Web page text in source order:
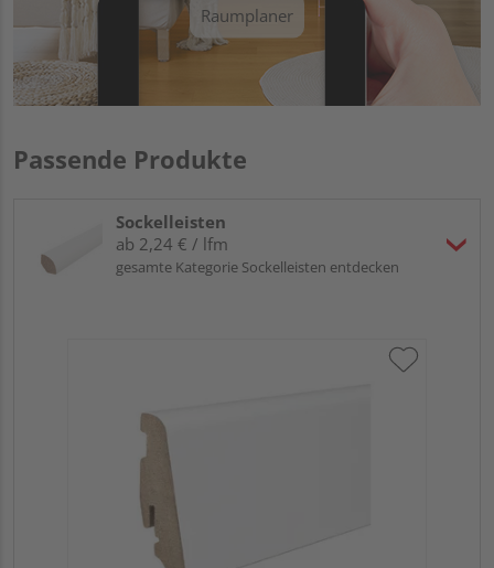
Raumplaner
Passende Produkte
Sockelleisten
ab 2,24 € / lfm
gesamte Kategorie Sockelleisten entdecken